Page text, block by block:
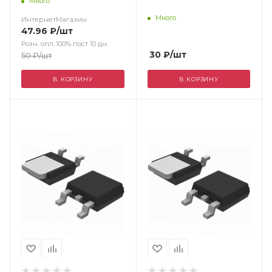
ИнтернетМагазин
47.96 ₽/шт
Розн. опл.:100% пост 10 дн.
50₽/шт
В КОРЗИНУ
Много
30₽/шт
В КОРЗИНУ